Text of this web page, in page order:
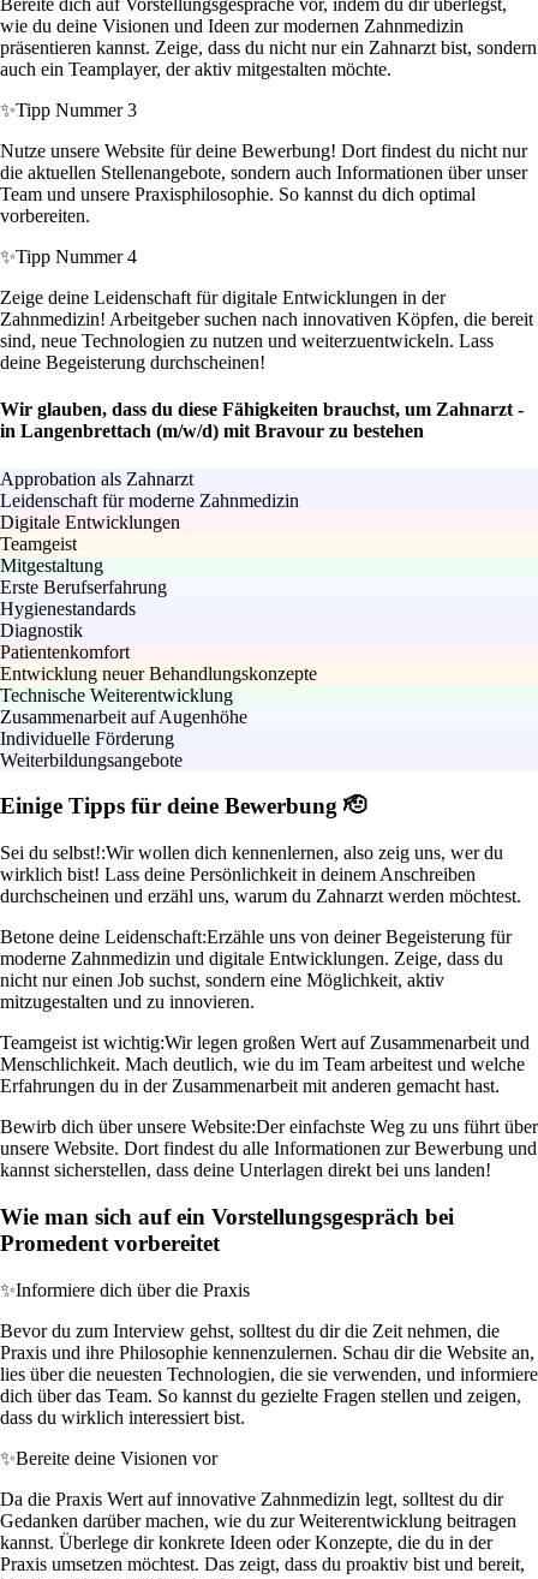
Bereite dich auf Vorstellungsgespräche vor, indem du dir überlegst,
wie du deine Visionen und Ideen zur modernen Zahnmedizin
präsentieren kannst. Zeige, dass du nicht nur ein Zahnarzt bist, sondern
auch ein Teamplayer, der aktiv mitgestalten möchte.
✨Tipp Nummer 3
Nutze unsere Website für deine Bewerbung! Dort findest du nicht nur
die aktuellen Stellenangebote, sondern auch Informationen über unser
Team und unsere Praxisphilosophie. So kannst du dich optimal
vorbereiten.
✨Tipp Nummer 4
Zeige deine Leidenschaft für digitale Entwicklungen in der
Zahnmedizin! Arbeitgeber suchen nach innovativen Köpfen, die bereit
sind, neue Technologien zu nutzen und weiterzuentwickeln. Lass
deine Begeisterung durchscheinen!
Wir glauben, dass du diese Fähigkeiten brauchst, um Zahnarzt -
in Langenbrettach (m/w/d) mit Bravour zu bestehen
Approbation als Zahnarzt
Leidenschaft für moderne Zahnmedizin
Digitale Entwicklungen
Teamgeist
Mitgestaltung
Erste Berufserfahrung
Hygienestandards
Diagnostik
Patientenkomfort
Entwicklung neuer Behandlungskonzepte
Technische Weiterentwicklung
Zusammenarbeit auf Augenhöhe
Individuelle Förderung
Weiterbildungsangebote
Einige Tipps für deine Bewerbung 🫡
Sei du selbst!:Wir wollen dich kennenlernen, also zeig uns, wer du
wirklich bist! Lass deine Persönlichkeit in deinem Anschreiben
durchscheinen und erzähl uns, warum du Zahnarzt werden möchtest.
Betone deine Leidenschaft:Erzähle uns von deiner Begeisterung für
moderne Zahnmedizin und digitale Entwicklungen. Zeige, dass du
nicht nur einen Job suchst, sondern eine Möglichkeit, aktiv
mitzugestalten und zu innovieren.
Teamgeist ist wichtig:Wir legen großen Wert auf Zusammenarbeit und
Menschlichkeit. Mach deutlich, wie du im Team arbeitest und welche
Erfahrungen du in der Zusammenarbeit mit anderen gemacht hast.
Bewirb dich über unsere Website:Der einfachste Weg zu uns führt über
unsere Website. Dort findest du alle Informationen zur Bewerbung und
kannst sicherstellen, dass deine Unterlagen direkt bei uns landen!
Wie man sich auf ein Vorstellungsgespräch bei
Promedent vorbereitet
✨Informiere dich über die Praxis
Bevor du zum Interview gehst, solltest du dir die Zeit nehmen, die
Praxis und ihre Philosophie kennenzulernen. Schau dir die Website an,
lies über die neuesten Technologien, die sie verwenden, und informiere
dich über das Team. So kannst du gezielte Fragen stellen und zeigen,
dass du wirklich interessiert bist.
✨Bereite deine Visionen vor
Da die Praxis Wert auf innovative Zahnmedizin legt, solltest du dir
Gedanken darüber machen, wie du zur Weiterentwicklung beitragen
kannst. Überlege dir konkrete Ideen oder Konzepte, die du in der
Praxis umsetzen möchtest. Das zeigt, dass du proaktiv bist und bereit,